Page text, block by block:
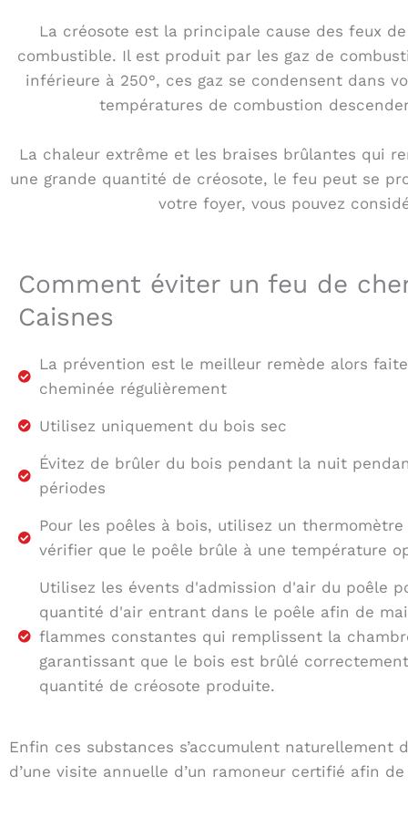
La créosote est la principale cause des feux
combustible. Il est produit par les gaz de
inférieure à 250°, ces gaz se condensent dans
températures de combustion
La chaleur extrême et les braises brûlantes qui
une grande quantité de créosote, le feu peut se
votre foyer, vous pouvez
Comment éviter un feu de
Caisnes
La prévention est le meilleur remède alors
cheminée régulièrement
Utilisez uniquement du bois sec
Évitez de brûler du bois pendant la nuit
périodes
Pour les poêles à bois, utilisez un
vérifier que le poêle brûle à une température
Utilisez les évents d'admission d'air du poêle
quantité d'air entrant dans le poêle afin de
flammes constantes qui remplissent la
garantissant que le bois est brûlé
quantité de créosote produite.
Enfin ces substances s’accumulent naturellement
d’une visite annuelle d’un ramoneur certifié afin